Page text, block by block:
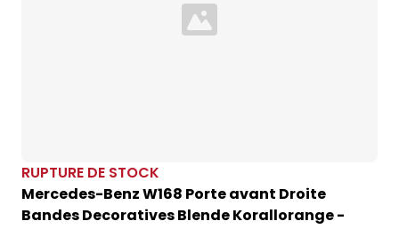
Loading...
RUPTURE DE STOCK
Mercedes-Benz W168 Porte avant Droite
Bandes Decoratives Blende Korallorange -